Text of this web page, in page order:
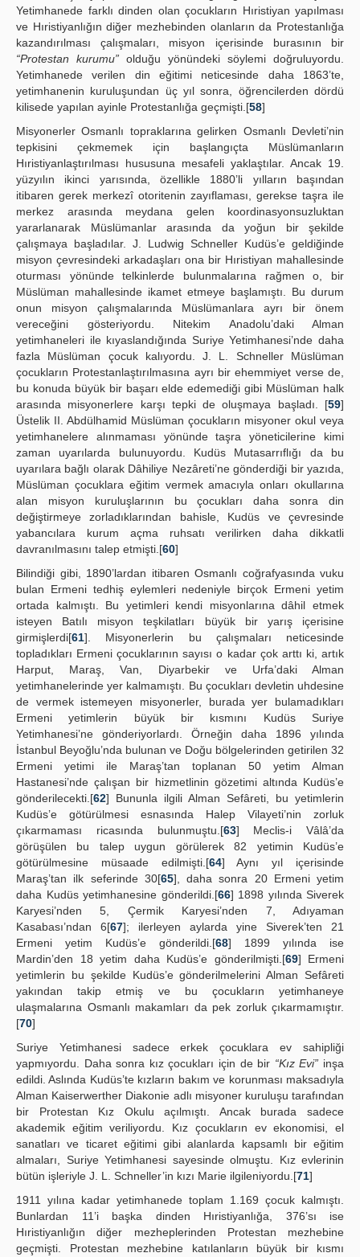
Yetimhanede farklı dinden olan çocukların Hıristiyan yapılması
ve Hıristiyanlığın diğer mezhebinden olanların da Protestanlığa
kazandırılması çalışmaları, misyon içerisinde burasının bir
“Protestan kurumu” olduğu yönündeki söylemi doğruluyordu.
Yetimhanede verilen din eğitimi neticesinde daha 1863’te,
yetimhanenin kuruluşundan üç yıl sonra, öğrencilerden dördü
kilisede yapılan ayinle Protestanlığa geçmişti.[58]
Misyonerler Osmanlı topraklarına gelirken Osmanlı Devleti’nin
tepkisini çekmemek için başlangıçta Müslümanların
Hıristiyanlaştırılması hususuna mesafeli yaklaştılar. Ancak 19.
yüzyılın ikinci yarısında, özellikle 1880’li yılların başından
itibaren gerek merkezî otoritenin zayıflaması, gerekse taşra ile
merkez arasında meydana gelen koordinasyonsuzluktan
yararlanarak Müslümanlar arasında da yoğun bir şekilde
çalışmaya başladılar. J. Ludwig Schneller Kudüs’e geldiğinde
misyon çevresindeki arkadaşları ona bir Hıristiyan mahallesinde
oturması yönünde telkinlerde bulunmalarına rağmen o, bir
Müslüman mahallesinde ikamet etmeye başlamıştı. Bu durum
onun misyon çalışmalarında Müslümanlara ayrı bir önem
vereceğini gösteriyordu. Nitekim Anadolu’daki Alman
yetimhaneleri ile kıyaslandığında Suriye Yetimhanesi’nde daha
fazla Müslüman çocuk kalıyordu. J. L. Schneller Müslüman
çocukların Protestanlaştırılmasına ayrı bir ehemmiyet verse de,
bu konuda büyük bir başarı elde edemediği gibi Müslüman halk
arasında misyonerlere karşı tepki de oluşmaya başladı. [59]
Üstelik II. Abdülhamid Müslüman çocukların misyoner okul veya
yetimhanelere alınmaması yönünde taşra yöneticilerine kimi
zaman uyarılarda bulunuyordu. Kudüs Mutasarrıflığı da bu
uyarılara bağlı olarak Dâhiliye Nezâreti’ne gönderdiği bir yazıda,
Müslüman çocuklara eğitim vermek amacıyla onları okullarına
alan misyon kuruluşlarının bu çocukları daha sonra din
değiştirmeye zorladıklarından bahisle, Kudüs ve çevresinde
yabancılara kurum açma ruhsatı verilirken daha dikkatli
davranılmasını talep etmişti.[60]
Bilindiği gibi, 1890’lardan itibaren Osmanlı coğrafyasında vuku
bulan Ermeni tedhiş eylemleri nedeniyle birçok Ermeni yetim
ortada kalmıştı. Bu yetimleri kendi misyonlarına dâhil etmek
isteyen Batılı misyon teşkilatları büyük bir yarış içerisine
girmişlerdi[61]. Misyonerlerin bu çalışmaları neticesinde
topladıkları Ermeni çocuklarının sayısı o kadar çok arttı ki, artık
Harput, Maraş, Van, Diyarbekir ve Urfa’daki Alman
yetimhanelerinde yer kalmamıştı. Bu çocukları devletin uhdesine
de vermek istemeyen misyonerler, burada yer bulamadıkları
Ermeni yetimlerin büyük bir kısmını Kudüs Suriye
Yetimhanesi’ne gönderiyorlardı. Örneğin daha 1896 yılında
İstanbul Beyoğlu’nda bulunan ve Doğu bölgelerinden getirilen 32
Ermeni yetimi ile Maraş’tan toplanan 50 yetim Alman
Hastanesi’nde çalışan bir hizmetlinin gözetimi altında Kudüs’e
gönderilecekti.[62] Bununla ilgili Alman Sefâreti, bu yetimlerin
Kudüs’e götürülmesi esnasında Halep Vilayeti’nin zorluk
çıkarmaması ricasında bulunmuştu.[63] Meclis-i Vâlâ’da
görüşülen bu talep uygun görülerek 82 yetimin Kudüs’e
götürülmesine müsaade edilmişti.[64] Aynı yıl içerisinde
Maraş’tan ilk seferinde 30[65], daha sonra 20 Ermeni yetim
daha Kudüs yetimhanesine gönderildi.[66] 1898 yılında Siverek
Karyesi’nden 5, Çermik Karyesi’nden 7, Adıyaman
Kasabası’ndan 6[67]; ilerleyen aylarda yine Siverek’ten 21
Ermeni yetim Kudüs’e gönderildi.[68] 1899 yılında ise
Mardin’den 18 yetim daha Kudüs’e gönderilmişti.[69] Ermeni
yetimlerin bu şekilde Kudüs’e gönderilmelerini Alman Sefâreti
yakından takip etmiş ve bu çocukların yetimhaneye
ulaşmalarına Osmanlı makamları da pek zorluk çıkarmamıştır.
[70]
Suriye Yetimhanesi sadece erkek çocuklara ev sahipliği
yapmıyordu. Daha sonra kız çocukları için de bir “Kız Evi” inşa
edildi. Aslında Kudüs’te kızların bakım ve korunması maksadıyla
Alman Kaiserwerther Diakonie adlı misyoner kuruluşu tarafından
bir Protestan Kız Okulu açılmıştı. Ancak burada sadece
akademik eğitim veriliyordu. Kız çocukların ev ekonomisi, el
sanatları ve ticaret eğitimi gibi alanlarda kapsamlı bir eğitim
almaları, Suriye Yetimhanesi sayesinde olmuştu. Kız evlerinin
bütün işleriyle J. L. Schneller’in kızı Marie ilgileniyordu.[71]
1911 yılına kadar yetimhanede toplam 1.169 çocuk kalmıştı.
Bunlardan 11’i başka dinden Hıristiyanlığa, 376’sı ise
Hıristiyanlığın diğer mezheplerinden Protestan mezhebine
geçmişti. Protestan mezhebine katılanların büyük bir kısmı